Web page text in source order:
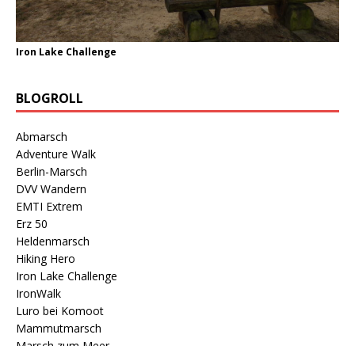
Iron Lake Challenge
BLOGROLL
Abmarsch
Adventure Walk
Berlin-Marsch
DVV Wandern
EMTI Extrem
Erz 50
Heldenmarsch
Hiking Hero
Iron Lake Challenge
IronWalk
Luro bei Komoot
Mammutmarsch